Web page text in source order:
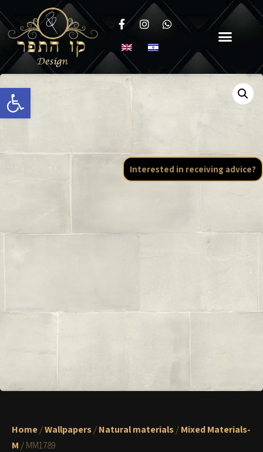
Open toolbar
Home/Wallpapers/Natural materials/Mixed Materials-
M / MM1789
Interested in receiving advice?